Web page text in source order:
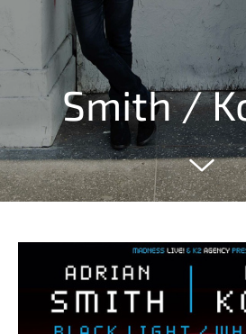
Smith /